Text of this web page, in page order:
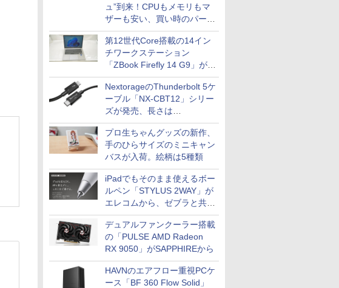
ュ”到来！CPUもメモリもマ
ザーも安い、買い時のパーツ
は？【8月7日(金)22時配信】
第12世代Core搭載の14イン
チワークステーション
「ZBook Firefly 14 G9」が
79,800円！秋葉原で中古PC
セール
NextorageのThunderbolt 5ケ
ーブル「NX-CBT12」シリー
ズが発売、長さは
30cm/50cm/1mの3種類
プロ生ちゃんグッズの新作、
手のひらサイズのミニキャン
バスが入荷。絵柄は5種類
iPadでもそのまま使えるボー
ルペン「STYLUS 2WAY」が
エレコムから、ゼブラと共同
開発
デュアルファンクーラー搭載
の「PULSE AMD Radeon
RX 9050」がSAPPHIREから
HAVNのエアフロー重視PCケ
ース「BF 360 Flow Solid」